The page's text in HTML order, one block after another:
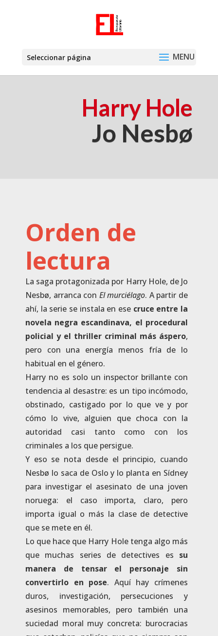
Seleccionar página
Harry Hole
Jo Nesbø
Orden de
lectura
La saga protagonizada por Harry Hole, de Jo
Nesbø, arranca con El murciélago. A partir de
ahí, la serie se instala en ese cruce entre la
novela negra escandinava, el procedural
policial y el thriller criminal más áspero,
pero con una energía menos fría de lo
habitual en el género.
Harry no es solo un inspector brillante con
tendencia al desastre: es un tipo incómodo,
obstinado, castigado por lo que ve y por
cómo lo vive, alguien que choca con la
autoridad casi tanto como con los
criminales a los que persigue.
Y eso se nota desde el principio, cuando
Nesbø lo saca de Oslo y lo planta en Sídney
para investigar el asesinato de una joven
noruega: el caso importa, claro, pero
importa igual o más la clase de detective
que se mete en él.
Lo que hace que Harry Hole tenga algo más
que muchas series de detectives es su
manera de tensar el personaje sin
convertirlo en pose. Aquí hay crímenes
duros, investigación, persecuciones y
asesinos memorables, pero también una
suciedad moral muy concreta: burocracias